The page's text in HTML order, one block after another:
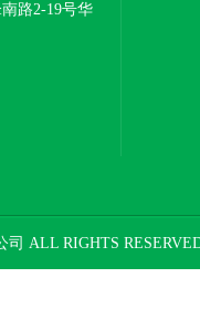
路2-19号华
ALL RIGHTS